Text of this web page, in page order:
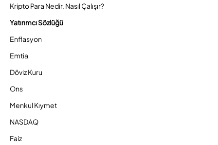
Kripto Para Nedir, Nasıl Çalışır?
Yatırımcı Sözlüğü
Enflasyon
Emtia
Döviz Kuru
Ons
Menkul Kıymet
NASDAQ
Faiz